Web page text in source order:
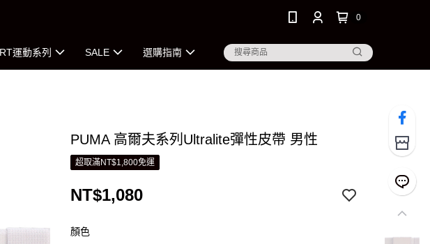
0
運動系列 SALE 選購指南
PUMA 高爾夫系列Ultralite彈性皮帶 男性
超取滿NT$1,800免運
NT$1,080
顏色